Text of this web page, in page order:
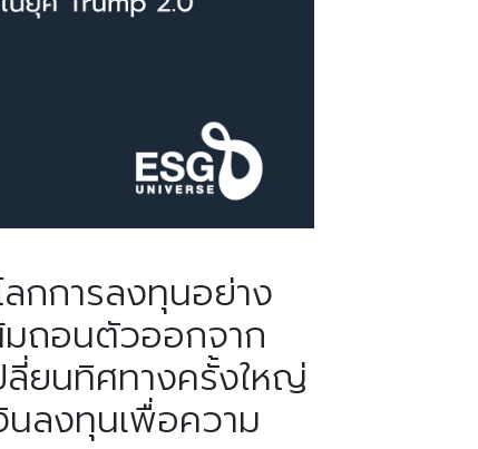
กการลงทุนอย่าง
ถอนตัวออกจาก
ลี่ยนทิศทางครั้งใหญ่
นลงทุนเพื่อความ